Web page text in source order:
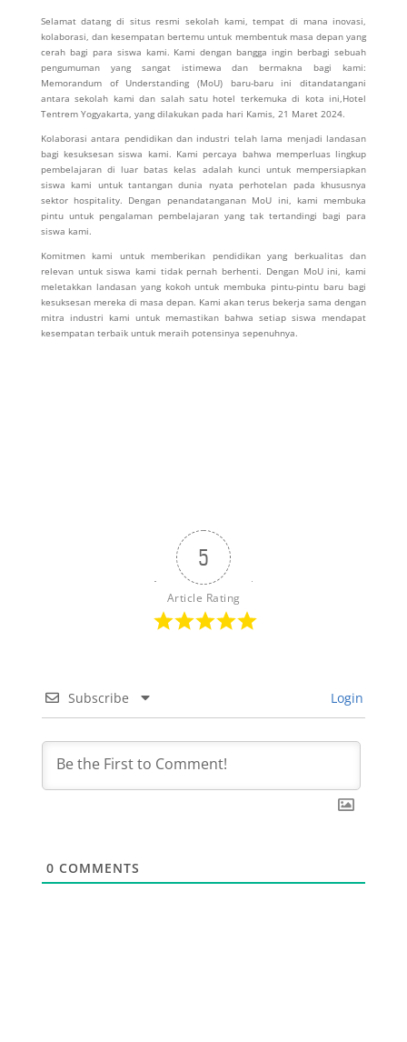
Selamat datang di situs resmi sekolah kami, tempat di mana inovasi,
kolaborasi, dan kesempatan bertemu untuk membentuk masa depan yang
cerah bagi para siswa kami. Kami dengan bangga ingin berbagi sebuah
pengumuman yang sangat istimewa dan bermakna bagi kami:
Memorandum of Understanding (MoU) baru-baru ini ditandatangani
antara sekolah kami dan salah satu hotel terkemuka di kota ini,Hotel
Tentrem Yogyakarta, yang dilakukan pada hari Kamis, 21 Maret 2024.
Kolaborasi antara pendidikan dan industri telah lama menjadi landasan
bagi kesuksesan siswa kami. Kami percaya bahwa memperluas lingkup
pembelajaran di luar batas kelas adalah kunci untuk mempersiapkan
siswa kami untuk tantangan dunia nyata perhotelan pada khususnya
sektor hospitality. Dengan penandatanganan MoU ini, kami membuka
pintu untuk pengalaman pembelajaran yang tak tertandingi bagi para
siswa kami.
Komitmen kami untuk memberikan pendidikan yang berkualitas dan
relevan untuk siswa kami tidak pernah berhenti. Dengan MoU ini, kami
meletakkan landasan yang kokoh untuk membuka pintu-pintu baru bagi
kesuksesan mereka di masa depan. Kami akan terus bekerja sama dengan
mitra industri kami untuk memastikan bahwa setiap siswa mendapat
kesempatan terbaik untuk meraih potensinya sepenuhnya.
5
Article Rating
Subscribe Login
0 COMMENTS